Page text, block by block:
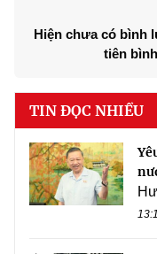
Hiện chưa có bình
tiên
TIN ĐỌC NHIỀU